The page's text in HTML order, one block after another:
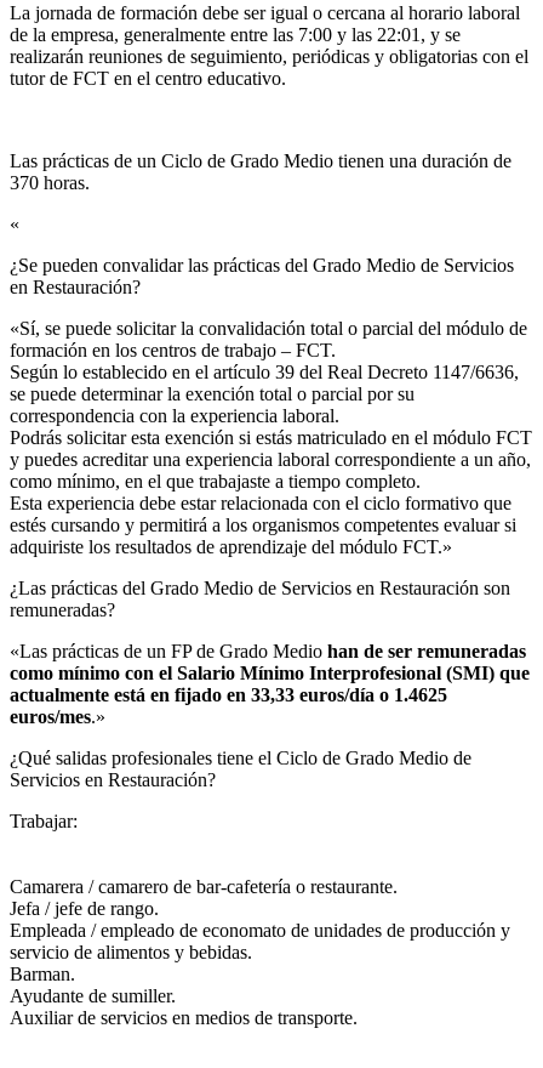
La jornada de formación debe ser igual o cercana al horario laboral
de la empresa, generalmente entre las 7:00 y las 22:01, y se
realizarán reuniones de seguimiento, periódicas y obligatorias con el
tutor de FCT en el centro educativo.
Las prácticas de un Ciclo de Grado Medio tienen una duración de
370 horas.
«
¿Se pueden convalidar las prácticas del Grado Medio de Servicios
en Restauración?​
«Sí, se puede solicitar la convalidación total o parcial del módulo de
formación en los centros de trabajo – FCT.
Según lo establecido en el artículo 39 del Real Decreto 1147/6636,
se puede determinar la exención total o parcial por su
correspondencia con la experiencia laboral.
Podrás solicitar esta exención si estás matriculado en el módulo FCT
y puedes acreditar una experiencia laboral correspondiente a un año,
como mínimo, en el que trabajaste a tiempo completo.
Esta experiencia debe estar relacionada con el ciclo formativo que
estés cursando y permitirá a los organismos competentes evaluar si
adquiriste los resultados de aprendizaje del módulo FCT.»
¿Las prácticas del Grado Medio de Servicios en Restauración son
remuneradas?​
«Las prácticas de un FP de Grado Medio han de ser remuneradas
como mínimo con el Salario Mínimo Interprofesional (SMI) que
actualmente está en fijado en 33,33 euros/día o 1.4625
euros/mes.»
¿Qué salidas profesionales tiene el Ciclo de Grado Medio de
Servicios en Restauración?​
Trabajar:
Camarera / camarero de bar-cafetería o restaurante.
Jefa / jefe de rango.
Empleada / empleado de economato de unidades de producción y
servicio de alimentos y bebidas.
Barman.
Ayudante de sumiller.
Auxiliar de servicios en medios de transporte.